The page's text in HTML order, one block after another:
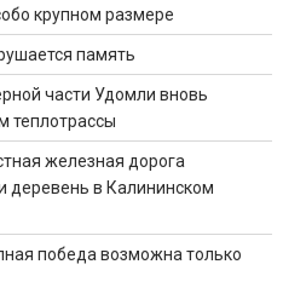
крупном размере
память
части Удомли вновь
теплотрассы
железная дорога
деревень в Калининском
победа возможна только